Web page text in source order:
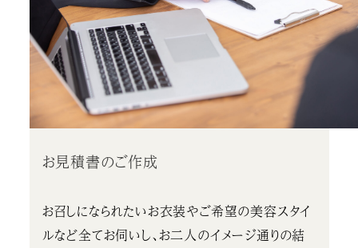
お見積書のご作成
お召しになられたいお衣装やご希望の美容スタイ
ルなど全てお伺いし、お二人のイメージ通りの結